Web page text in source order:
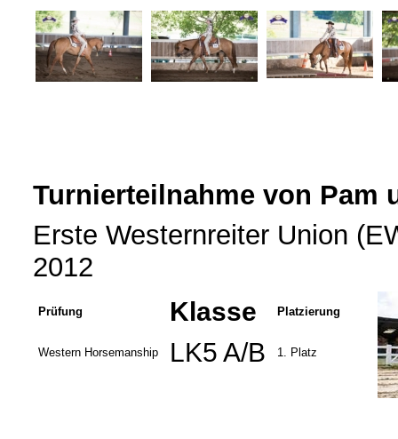
Turnierteilnahme von Pam
Erste Westernreiter Union
2012
Prüfung Klasse Platzierung
Western Horsemanship LK5 A/B 1. Platz